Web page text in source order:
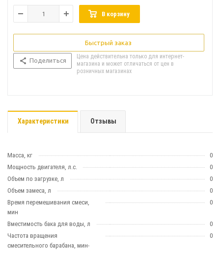
В корзину
Быстрый заказ
Поделиться
Цена действительна только для интернет-
магазина и может отличаться от цен в
розничных магазинах
Характеристики Отзывы
Масса, кг
0
Мощность двигателя, л.с.
0
Объем по загрузке, л
0
Объем замеса, л
0
Время перемешивания смеси,
мин
0
Вместимость бака для воды, л
0
Частота вращения
смесительного барабана, мин-
0